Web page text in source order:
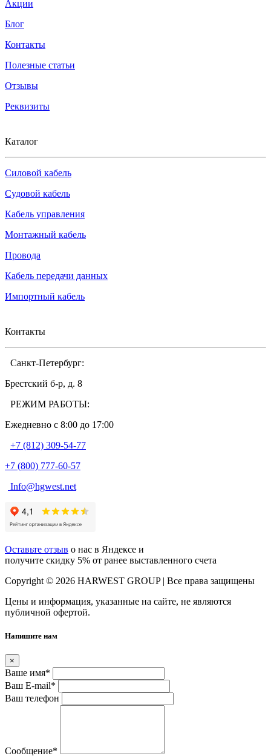
Акции
Блог
Контакты
Полезные статьи
Отзывы
Реквизиты
Каталог
Силовой кабель
Судовой кабель
Кабель управления
Монтажный кабель
Провода
Кабель передачи данных
Импортный кабель
Контакты
Санкт-Петербург:
Брестский б-р, д. 8
РЕЖИМ РАБОТЫ:
Ежедневно c 8:00 до 17:00
+7 (812) 309-54-77
+7 (800) 777-60-57
Info@hgwest.net
Оставьте отзыв о нас в Яндексе и
получите скидку 5% от ранее выставленного счета
Copyright © 2026 HARWEST GROUP | Все права защищены
Цены и информация, указанные на сайте, не являются
публичной офертой.
Напишите нам
×
Ваше имя*
Ваш E-mail*
Ваш телефон
Сообщение*